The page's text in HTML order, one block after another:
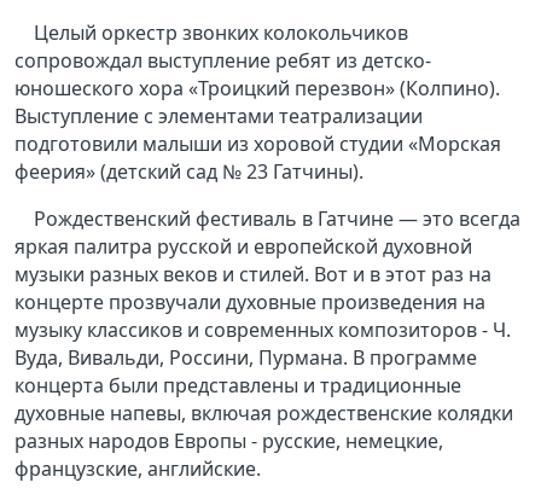
Целый оркестр звонких колокольчиков
сопровождал выступление ребят из детско-
юношеского хора «Троицкий перезвон» (Колпино).
Выступление с элементами театрализации
подготовили малыши из хоровой студии «Морская
феерия» (детский сад № 23 Гатчины).
Рождественский фестиваль в Гатчине — это всегда
яркая палитра русской и европейской духовной
музыки разных веков и стилей. Вот и в этот раз на
концерте прозвучали духовные произведения на
музыку классиков и современных композиторов - Ч.
Вуда, Вивальди, Россини, Пурмана. В программе
концерта были представлены и традиционные
духовные напевы, включая рождественские колядки
разных народов Европы - русские, немецкие,
французские, английские.